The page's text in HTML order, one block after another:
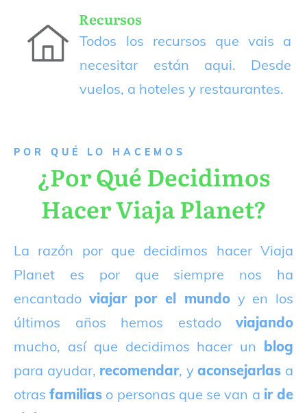
Recursos
Todos los recursos que vais a
necesitar están aqui. Desde
vuelos, a hoteles y restaurantes.
P OR QUÉ LO HACEMOS
¿Por Qué Decidimos
Hacer Viaja Planet?
La razón por que decidimos hacer Viaja
Planet es por que siempre nos ha
encantado viajar por el mundoy en los
últimos años hemos estado viajando
mucho, así que decidimos hacer un blog
para ayudar, recomendar, yaconsejarlas a
otrasfamilias o personas que se van a ir de